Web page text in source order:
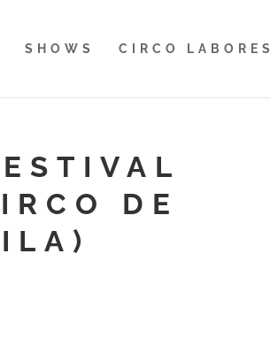
SHOWS CIRCO LABORES
DE